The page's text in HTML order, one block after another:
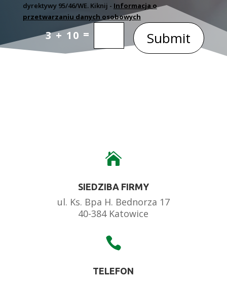
dyrektywy 95/46/WE. Kiknij - Informacja o
przetwarzaniu danych osobowych
3 + 10 = Submit

SIEDZIBA FIRMY
ul. Ks. Bpa H. Bednorza 17
40-384 Katowice

TELEFON